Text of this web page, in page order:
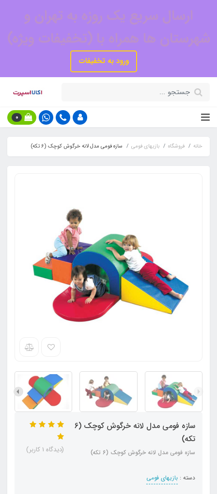
ارسال سریع یک روزه به تهران و
شهرستان ها همراه با (تخفیفات ویژه)
ورود به تخفیفات
0
خانه فروشگاه بازیهای فومی سازه فومی مدل لانه خرگوش کوچک (6 تکه)
سازه فومی مدل لانه خرگوش کوچک (6
تکه)
سازه فومی مدل لانه خرگوش کوچک (6 تکه)
دسته : بازیهای فومی
(دیدگاه 1 کاربر)